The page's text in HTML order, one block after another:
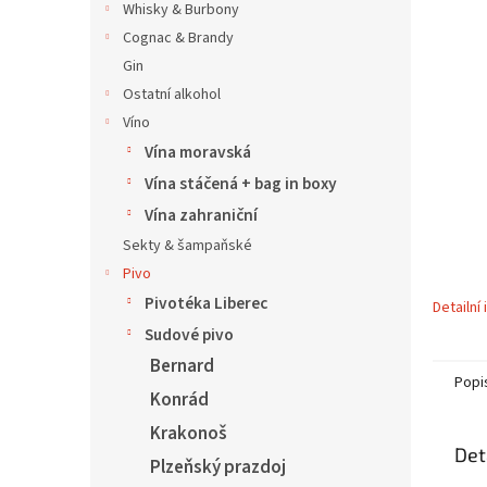
Whisky & Burbony
Cognac & Brandy
Gin
Ostatní alkohol
Víno
Vína moravská
Vína stáčená + bag in boxy
Vína zahraniční
Sekty & šampaňské
Pivo
Pivotéka Liberec
Sudové pivo
Bernard
Konrád
Krakonoš
Plzeňský prazdoj
Detailní